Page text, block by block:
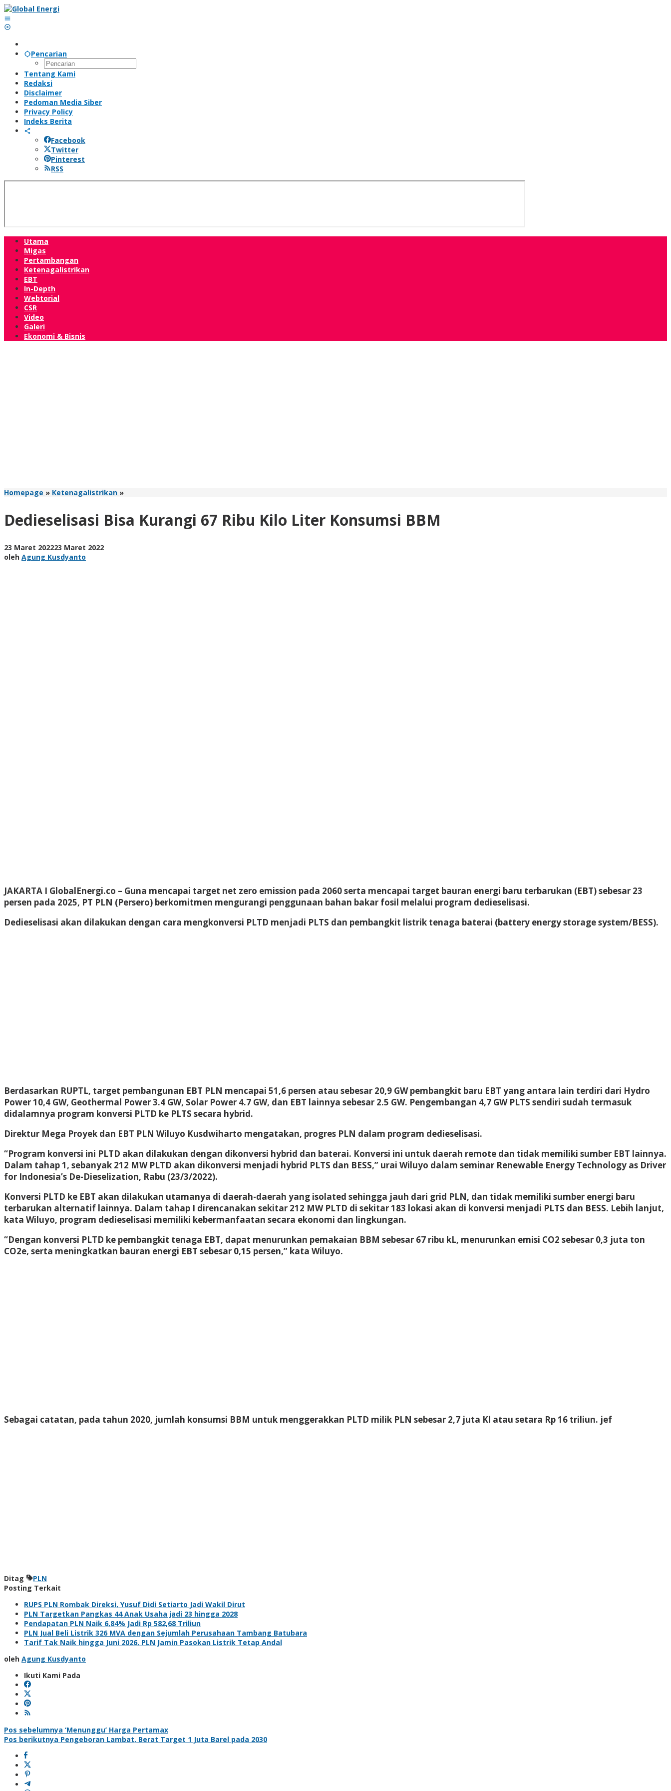
Lewati
ke
konten
Pencarian
Tentang Kami
Redaksi
Disclaimer
Pedoman Media Siber
Privacy Policy
Indeks Berita
Facebook
Twitter
Pinterest
RSS
Utama
Migas
Pertambangan
Ketenagalistrikan
EBT
In-Depth
Webtorial
CSR
Video
Galeri
Ekonomi & Bisnis
Homepage » Ketenagalistrikan »Dedieselisasi
67
Dedieselisasi Bisa Kurangi 67 Ribu Kilo Liter Konsumsi BBM
23 Maret 202223 Maret 2022oleh
oleh Agung Kusdyanto
JAKARTA I GlobalEnergi.co – Guna mencapai target net zero emission pada 2060 serta mencapai target bauran energi baru terbarukan (EBT) sebesar 23
persen pada 2025, PT PLN (Persero) berkomitmen mengurangi penggunaan bahan bakar fosil melalui program dedieselisasi.
Dedieselisasi akan dilakukan dengan cara mengkonversi PLTD menjadi PLTS dan pembangkit listrik tenaga baterai (battery energy storage system/BESS).
Berdasarkan RUPTL, target pembangunan EBT PLN mencapai 51,6 persen atau sebesar 20,9 GW pembangkit baru EBT yang antara lain terdiri dari Hydro
Power 10,4 GW, Geothermal Power 3.4 GW, Solar Power 4.7 GW, dan EBT lainnya sebesar 2.5 GW. Pengembangan 4,7 GW PLTS sendiri sudah termasuk
didalamnya program konversi PLTD ke PLTS secara hybrid.
Direktur Mega Proyek dan EBT PLN Wiluyo Kusdwiharto mengatakan, progres PLN dalam program dedieselisasi.
“Program konversi ini PLTD akan dilakukan dengan dikonversi hybrid dan baterai. Konversi ini untuk daerah remote dan tidak memiliki sumber EBT lainnya.
Dalam tahap 1, sebanyak 212 MW PLTD akan dikonversi menjadi hybrid PLTS dan BESS,” urai Wiluyo dalam seminar Renewable Energy Technology as Driver
for Indonesia’s De-Dieselization, Rabu (23/3/2022).
Konversi PLTD ke EBT akan dilakukan utamanya di daerah-daerah yang isolated sehingga jauh dari grid PLN, dan tidak memiliki sumber energi baru
terbarukan alternatif lainnya. Dalam tahap I direncanakan sekitar 212 MW PLTD di sekitar 183 lokasi akan di konversi menjadi PLTS dan BESS. Lebih lanjut,
kata Wiluyo, program dedieselisasi memiliki kebermanfaatan secara ekonomi dan lingkungan.
“Dengan konversi PLTD ke pembangkit tenaga EBT, dapat menurunkan pemakaian BBM sebesar 67 ribu kL, menurunkan emisi CO2 sebesar 0,3 juta ton
CO2e, serta meningkatkan bauran energi EBT sebesar 0,15 persen,” kata Wiluyo.
Sebagai catatan, pada tahun 2020, jumlah konsumsi BBM untuk menggerakkan PLTD milik PLN sebesar 2,7 juta Kl atau setara Rp 16 triliun. jef
Ditag
PLN
Posting Terkait
RUPS PLN Rombak Direksi, Yusuf Didi Setiarto Jadi Wakil Dirut
PLN Targetkan Pangkas 44 Anak Usaha jadi 23 hingga 2028
Pendapatan PLN Naik 6,84% Jadi Rp 582,68 Triliun
PLN Jual Beli Listrik 326 MVA dengan Sejumlah Perusahaan Tambang Batubara
Tarif Tak Naik hingga Juni 2026, PLN Jamin Pasokan Listrik Tetap Andal
oleh Agung Kusdyanto
Ikuti Kami Pada
Navigasi
pos
Pos sebelumnya ‘Menunggu’ Harga Pertamax
Pos berikutnya Pengeboran Lambat, Berat Target 1 Juta Barel pada 2030